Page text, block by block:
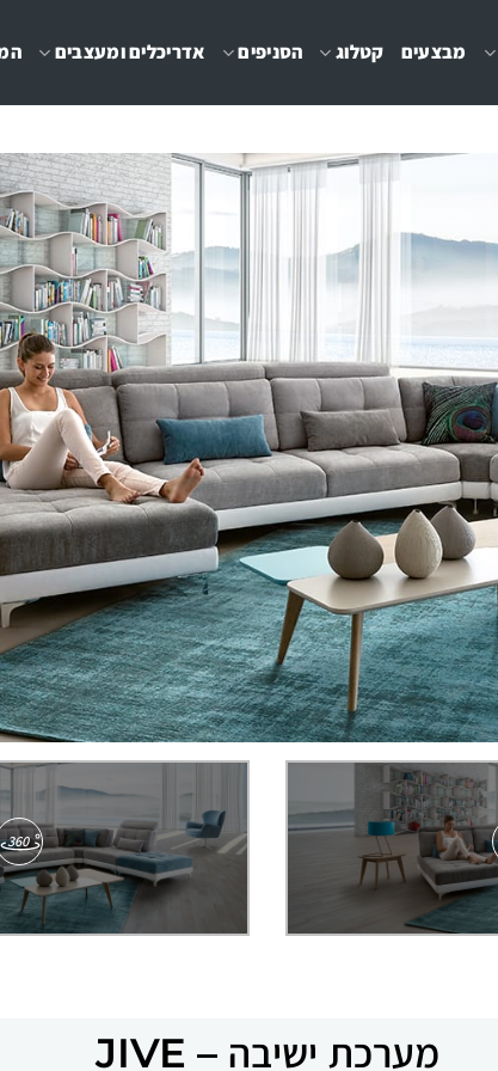
מבצעים קטלוג הסניפים אדריכלים ומעצבים
360
מערכת ישיבה – JIVE